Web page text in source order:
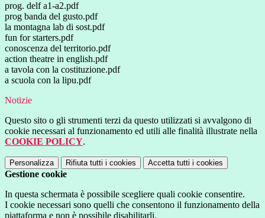
prog. delf a1-a2.pdf
prog banda del gusto.pdf
la montagna lab di sost.pdf
fun for starters.pdf
conoscenza del territorio.pdf
action theatre in english.pdf
a tavola con la costituzione.pdf
a scuola con la lipu.pdf
Notizie
Questo sito o gli strumenti terzi da questo utilizzati si avvalgono di
cookie necessari al funzionamento ed utili alle finalità illustrate nella
COOKIE POLICY.
Personalizza Rifiuta tutti i cookies Accetta tutti i cookies
Gestione cookie
In questa schermata è possibile scegliere quali cookie consentire.
I cookie necessari sono quelli che consentono il funzionamento della
piattaforma e non è possibile disabilitarli.